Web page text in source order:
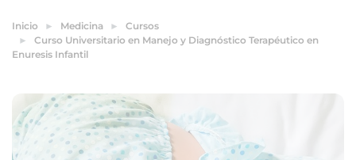
Inicio Medicina
Cursos
Curso Universitario en Manejo y Diagnóstico Terapéutico en
Enuresis Infantil